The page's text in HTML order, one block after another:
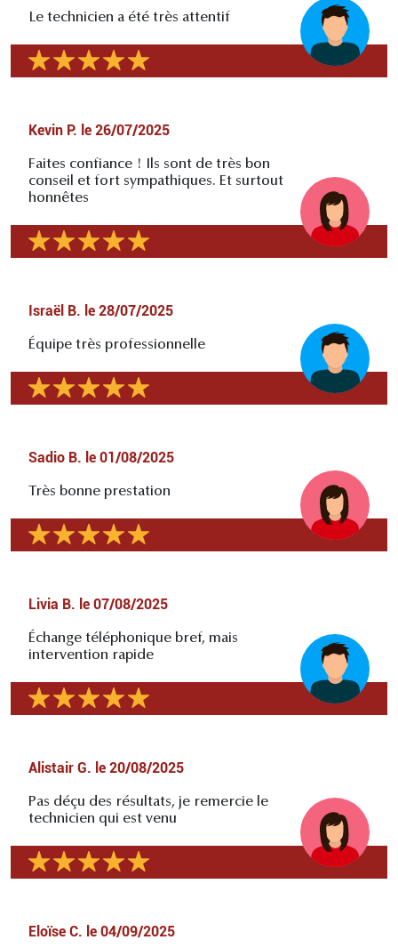
Le technicien a été très attentif
Kevin P. le 26/07/2025
Faites confiance ! Ils sont de très bon
conseil et fort sympathiques. Et surtout
honnêtes
Israël B. le 28/07/2025
Équipe très professionnelle
Sadio B. le 01/08/2025
Très bonne prestation
Livia B. le 07/08/2025
Échange téléphonique bref, mais
intervention rapide
Alistair G. le 20/08/2025
Pas déçu des résultats, je remercie le
technicien qui est venu
Eloïse C. le 04/09/2025